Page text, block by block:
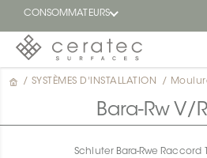
CONSOMMATEURS
En
vedette
/ SYSTÈMES D'INSTALLATION /
Bara-Rw V/
Schluter Bara-Rwe Raccord